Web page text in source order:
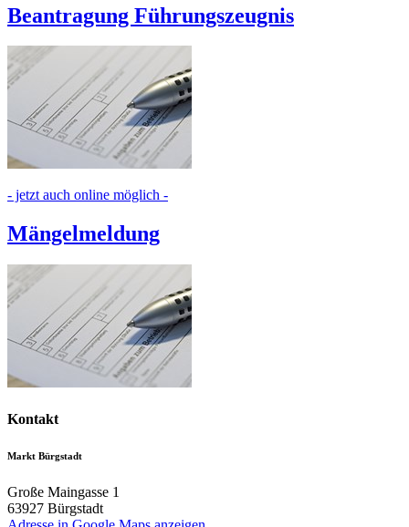
Beantragung Führungszeugnis
- jetzt auch online möglich -
Mängelmeldung
Kontakt
Markt Bürgstadt
Große Maingasse 1
63927 Bürgstadt